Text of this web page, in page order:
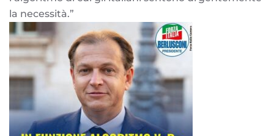
la necessità.”